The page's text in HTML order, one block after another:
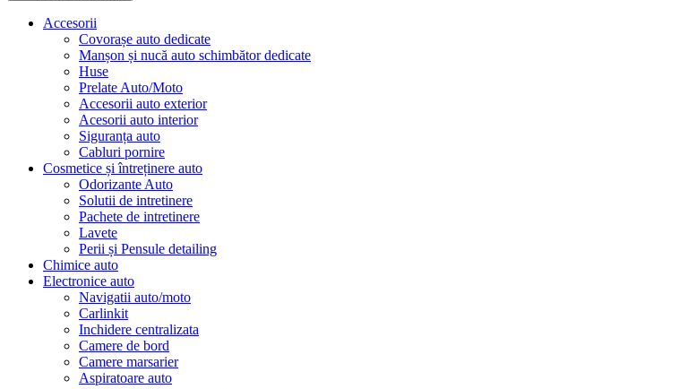
Accesorii
Covorașe auto dedicate
Manșon și nucă auto schimbător dedicate
Huse
Prelate Auto/Moto
Accesorii auto exterior
Acesorii auto interior
Siguranța auto
Cabluri pornire
Cosmetice și întreținere auto
Odorizante Auto
Solutii de intretinere
Pachete de intretinere
Lavete
Perii și Pensule detailing
Chimice auto
Electronice auto
Navigatii auto/moto
Carlinkit
Inchidere centralizata
Camere de bord
Camere marsarier
Aspiratoare auto